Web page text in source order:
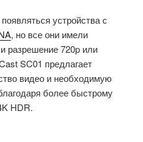
устройства с
, но все они имели
разрешение 720p или
SC01 предлагает
видео и необходимую
более быстрому
HDR.